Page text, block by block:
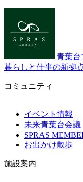
青葉台
暮らしと仕事の新拠
コミュニティ
イベント情報
未来青葉台会議
SPRAS
お出かけ散歩
施設案内